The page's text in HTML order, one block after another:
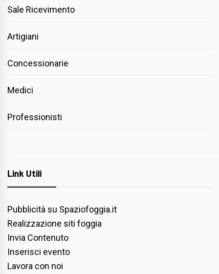
Sale Ricevimento
Artigiani
Concessionarie
Medici
Professionisti
Link Utili
Pubblicità su Spaziofoggia.it
Realizzazione siti foggia
Invia Contenuto
Inserisci evento
Lavora con noi